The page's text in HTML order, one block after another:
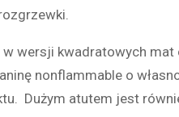
wersji kwadratowych
nonflammable o
Dużym atutem jest